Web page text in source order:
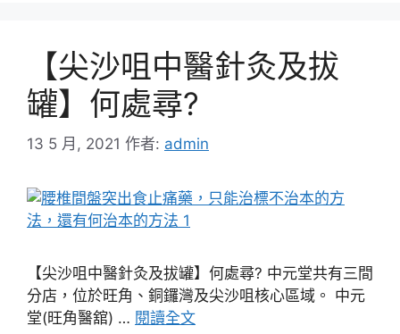
【尖沙咀中醫針灸及拔
罐】何處尋?
13 5 月, 2021 作者: admin
【尖沙咀中醫針灸及拔罐】何處尋? 中元堂共有三間
分店，位於旺角、銅鑼灣及尖沙咀核心區域。 中元
堂(旺角醫舘) … 閱讀全文